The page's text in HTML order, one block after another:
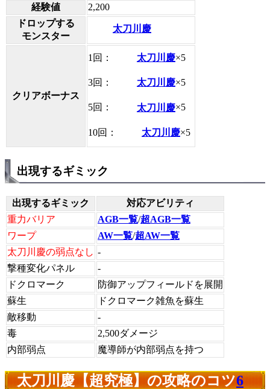
経験値
2,200
ドロップする
モンスター
太刀川慶
クリアボーナス
1回： 太刀川慶×5
3回： 太刀川慶×5
5回： 太刀川慶×5
10回： 太刀川慶×5
出現するギミック
出現するギミック
対応アビリティ
重力バリア
AGB一覧/超AGB一覧
ワープ
AW一覧/超AW一覧
太刀川慶の弱点なし -
撃種変化パネル
-
ドクロマーク
防御アップフィールドを展開
蘇生
ドクロマーク雑魚を蘇生
敵移動
-
毒
2,500ダメージ
内部弱点
魔導師が内部弱点を持つ
太刀川慶【超究極】の攻略のコツ6